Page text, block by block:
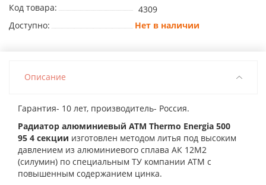
Код товара:
4309
Доступно:
Нет в наличии
Описание
Гарантия- 10 лет, производитель- Россия.
Радиатор алюминиевый ATM Thermo Energia 500
95 4 секции изготовлен методом литья под высоким
давлением из алюминиевого сплава АК 12М2
(силумин) по специальным ТУ компании АТМ с
повышенным содержанием цинка.